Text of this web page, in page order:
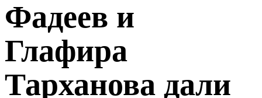
Фадеев и
Глафира
Тарханова дали